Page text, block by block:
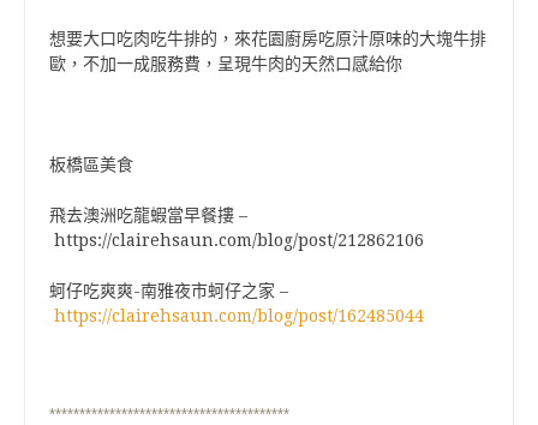
想要大口吃肉吃牛排的，來花園廚房吃原汁原味的大塊牛排
歐，不加一成服務費，呈現牛肉的天然口感給你
板橋區美食
飛去澳洲吃龍蝦當早餐摟 –
https://clairehsaun.com/blog/post/212862106
蚵仔吃爽爽-南雅夜市蚵仔之家 –
https://clairehsaun.com/blog/post/162485044
****************************************